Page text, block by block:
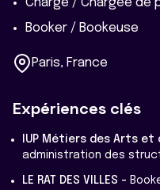
Chargé / Chargée de
Booker / Bookeuse
Paris, France
Expériences clés
IUP Métiers des Arts et
administration des
LE RAT DES VILLES -